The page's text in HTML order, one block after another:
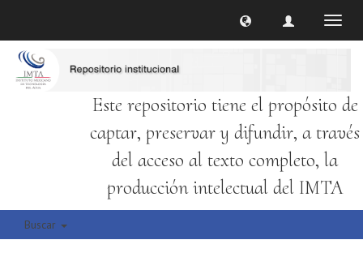
Este repositorio tiene el propósito de
captar, preservar y difundir, a través
del acceso al texto completo, la
producción intelectual del IMTA
Buscar